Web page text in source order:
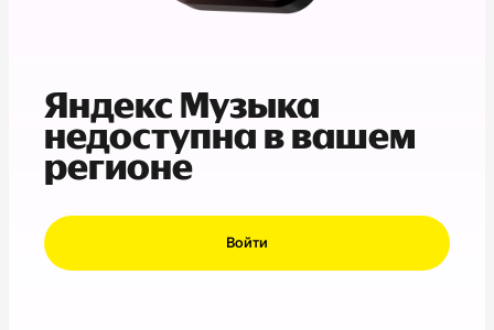
Яндекс Музыка
недоступна в вашем
регионе
Войти